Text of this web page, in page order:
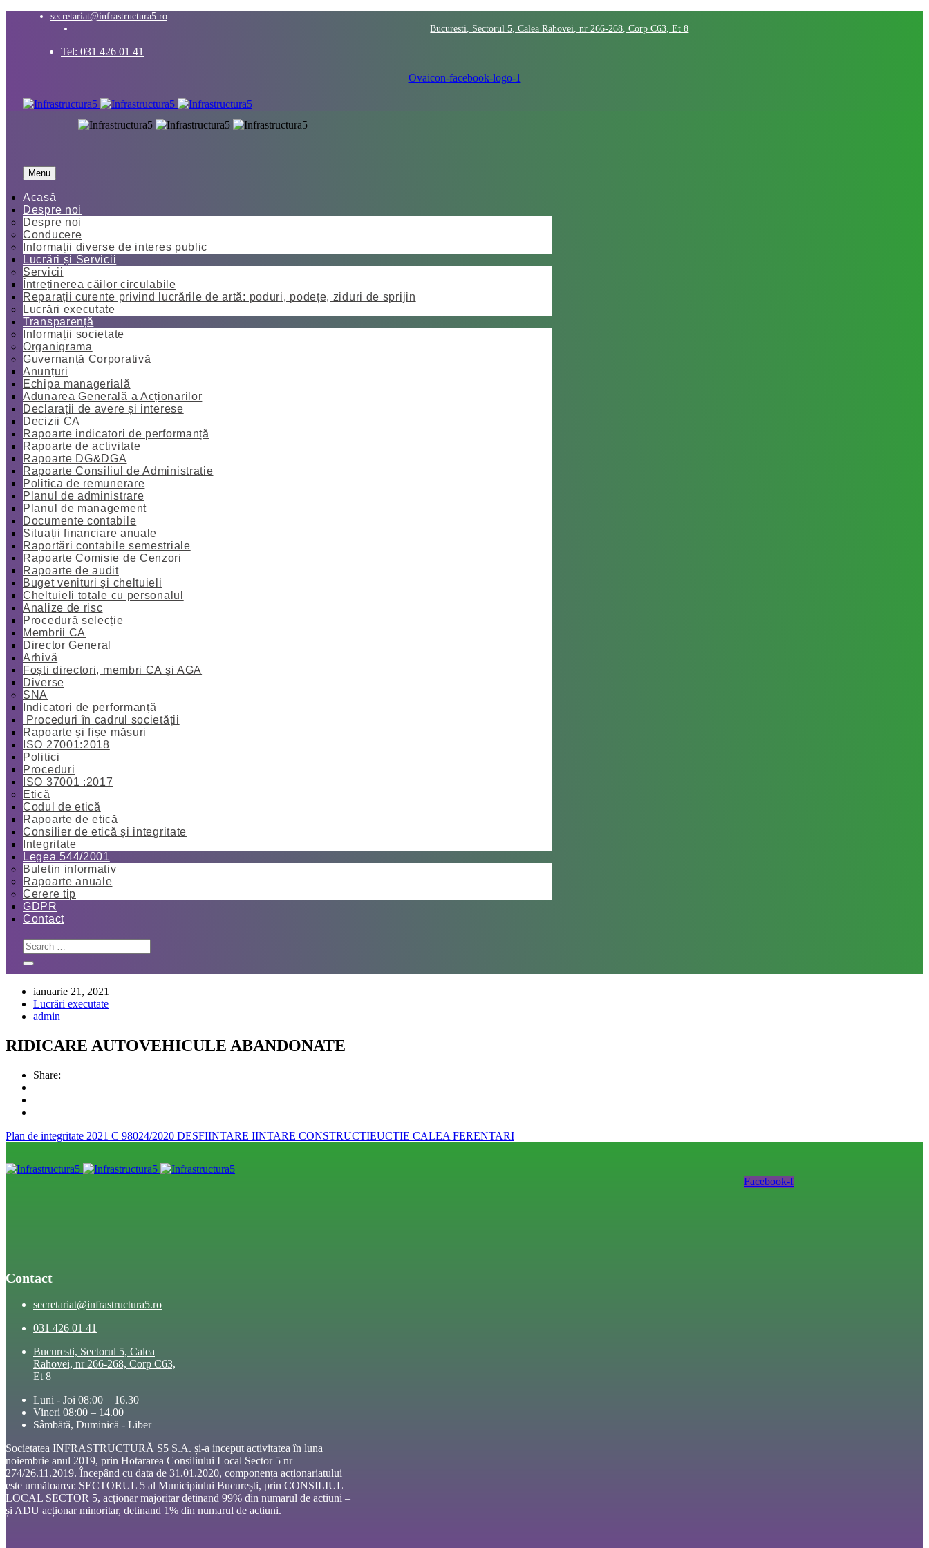
secretariat@infrastructura5.ro
Bucuresti, Sectorul 5, Calea Rahovei, nr 266-268, Corp C63, Et 8
Tel: 031 426 01 41
Ovaicon-facebook-logo-1
Menu
Acasă
Despre noi
Despre noi
Conducere
Informații diverse de interes public
Lucrări și Servicii
Servicii
Întreținerea căilor circulabile
Reparații curente privind lucrările de artă: poduri, podețe, ziduri de sprijin
Lucrări executate
Transparență
Informații societate
Organigrama
Guvernanță Corporativă
Anunțuri
Echipa managerială
Adunarea Generală a Acționarilor
Declarații de avere și interese
Decizii CA
Rapoarte indicatori de performanță
Rapoarte de activitate
Rapoarte DG&DGA
Rapoarte Consiliul de Administratie
Politica de remunerare
Planul de administrare
Planul de management
Documente contabile
Situații financiare anuale
Raportări contabile semestriale
Rapoarte Comisie de Cenzori
Rapoarte de audit
Buget venituri și cheltuieli
Cheltuieli totale cu personalul
Analize de risc
Procedură selecție
Membrii CA
Director General
Arhivă
Foști directori, membri CA și AGA
Diverse
SNA
Indicatori de performanță
Proceduri în cadrul societății
Rapoarte și fișe măsuri
ISO 27001:2018
Politici
Proceduri
ISO 37001 :2017
Etică
Codul de etică
Rapoarte de etică
Consilier de etică și integritate
Integritate
Legea 544/2001
Buletin informativ
Rapoarte anuale
Cerere tip
GDPR
Contact
ianuarie 21, 2021
Lucrări executate
admin
RIDICARE AUTOVEHICULE ABANDONATE
Share:
Plan de integritate 2021 C 98024/2020 DESFIINTARE IINTARE CONSTRUCTIEUCTIE CALEA FERENTARI
Facebook-f
Contact
secretariat@infrastructura5.ro
031 426 01 41
Bucuresti, Sectorul 5, Calea
Rahovei, nr 266-268, Corp C63,
Et 8
Luni - Joi 08:00 – 16.30
Vineri 08:00 – 14.00
Sâmbătă, Duminică - Liber
Societatea INFRASTRUCTURĂ S5 S.A. și-a inceput activitatea în luna
noiembrie anul 2019, prin Hotararea Consiliului Local Sector 5 nr
274/26.11.2019. Începând cu data de 31.01.2020, componența acționariatului
este următoarea: SECTORUL 5 al Municipiului București, prin CONSILIUL
LOCAL SECTOR 5, acționar majoritar detinand 99% din numarul de actiuni –
și ADU acționar minoritar, detinand 1% din numarul de actiuni.